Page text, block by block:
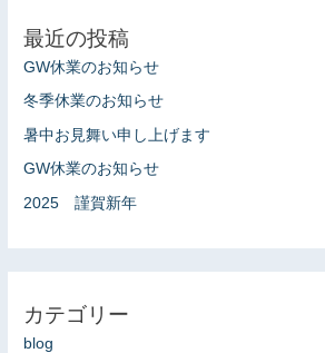
:最近の投稿
GW休業のお知らせ
冬季休業のお知らせ
暑中お見舞い申し上げます
GW休業のお知らせ
2025 謹賀新年
カテゴリー
blog